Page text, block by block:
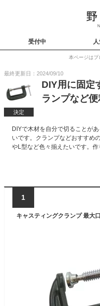
受付中
本ページはプ
最終更新日：2024/09/10
決定
DIY用に固定
ランプなど
DIYで木材を自分で切ることが
いです。クランプなどおすすめ
やL型など色々揃えたいです。作
1